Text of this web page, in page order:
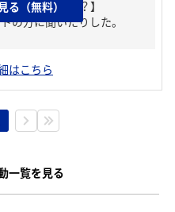
にしましたか？】
の方に聞いたりした。
る（無料）
はこちら
一覧を見る